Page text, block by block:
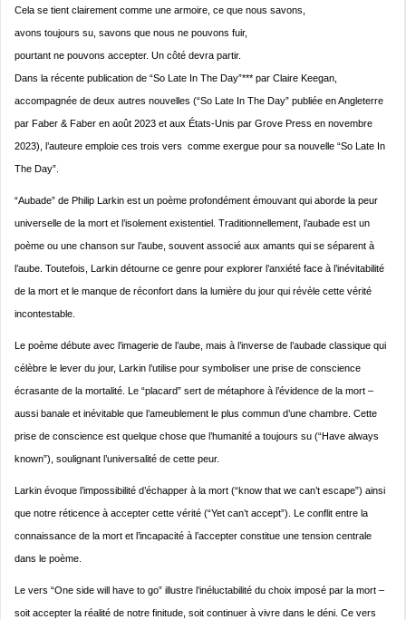
Cela se tient clairement comme une armoire, ce que nous savons,
avons toujours su, savons que nous ne pouvons fuir,
pourtant ne pouvons accepter. Un côté devra partir.
Dans la récente publication de “So Late In The Day”*** par Claire Keegan,
accompagnée de deux autres nouvelles (“So Late In The Day” publiée en Angleterre
par Faber & Faber en août 2023 et aux États-Unis par Grove Press en novembre
2023), l’auteure emploie ces trois vers comme exergue pour sa nouvelle “So Late In
The Day”.
“Aubade” de Philip Larkin est un poème profondément émouvant qui aborde la peur
universelle de la mort et l’isolement existentiel. Traditionnellement, l’aubade est un
poème ou une chanson sur l’aube, souvent associé aux amants qui se séparent à
l’aube. Toutefois, Larkin détourne ce genre pour explorer l’anxiété face à l’inévitabilité
de la mort et le manque de réconfort dans la lumière du jour qui révèle cette vérité
incontestable.
Le poème débute avec l’imagerie de l’aube, mais à l’inverse de l’aubade classique qui
célèbre le lever du jour, Larkin l’utilise pour symboliser une prise de conscience
écrasante de la mortalité. Le “placard” sert de métaphore à l’évidence de la mort –
aussi banale et inévitable que l’ameublement le plus commun d’une chambre. Cette
prise de conscience est quelque chose que l’humanité a toujours su (“Have always
known”), soulignant l’universalité de cette peur.
Larkin évoque l’impossibilité d’échapper à la mort (“know that we can’t escape”) ainsi
que notre réticence à accepter cette vérité (“Yet can’t accept”). Le conflit entre la
connaissance de la mort et l’incapacité à l’accepter constitue une tension centrale
dans le poème.
Le vers “One side will have to go” illustre l’inéluctabilité du choix imposé par la mort –
soit accepter la réalité de notre finitude, soit continuer à vivre dans le déni. Ce vers